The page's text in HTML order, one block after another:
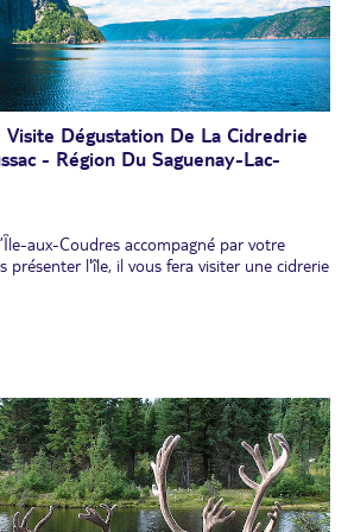
Dégustation De La Cidredrie
- Région Du Saguenay-Lac-
aux-Coudres accompagné par votre
présenter l'île, il vous fera visiter une cidrerie
visite est, bien entendu, incluse !
de temps libre pour découvrir ce
à régler sur place :
d'observation des baleines.
la croisière, profitez-en pour visiter le
des mammifères marins, qui propose une
sur les baleines du Saint-Laurent et la